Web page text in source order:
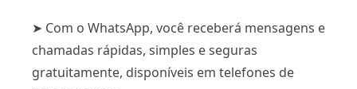
➤ Com o WhatsApp, você receberá mensagens e
chamadas rápidas, simples e seguras
gratuitamente, disponíveis em telefones de